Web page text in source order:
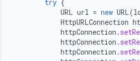
try {
URL url = new URL(
HttpURLConnection
httpConnection .
httpConnection .
httpConnection .